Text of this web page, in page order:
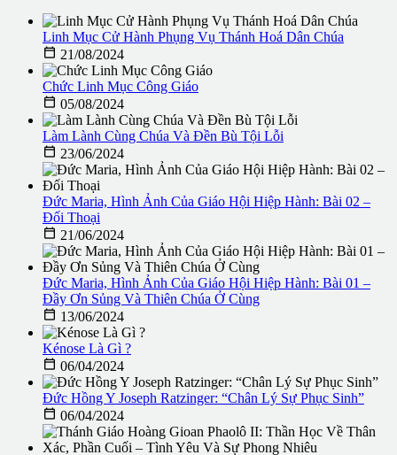
Linh Mục Cử Hành Phụng Vụ Thánh Hoá Dân Chúa
 21/08/2024
Chức Linh Mục Công Giáo
 05/08/2024
Làm Lành Cùng Chúa Và Đền Bù Tội Lỗi
 23/06/2024
Đức Maria, Hình Ảnh Của Giáo Hội Hiệp Hành: Bài 02 –
Đối Thoại
 21/06/2024
Đức Maria, Hình Ảnh Của Giáo Hội Hiệp Hành: Bài 01 –
Đầy Ơn Sủng Và Thiên Chúa Ở Cùng
 13/06/2024
Kénose Là Gì ?
 06/04/2024
Đức Hồng Y Joseph Ratzinger: “Chân Lý Sự Phục Sinh”
 06/04/2024